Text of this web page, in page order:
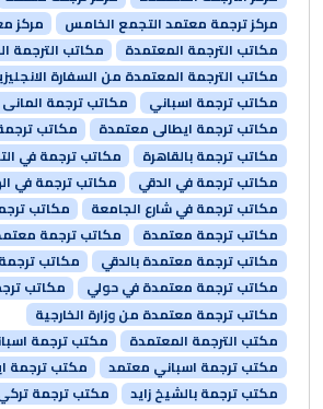
مركز ترجمة معتمد التجمع الخامس
مركز
مكاتب الترجمة المعتمدة
مكاتب الترجمة
مكاتب الترجمة المعتمدة من السفارة
مكاتب ترجمة اسباني
مكاتب ترجمة
مكاتب ترجمة ايطالى معتمدة
مكاتب
مكاتب ترجمة بالقاهرة
مكاتب ترجمة في
مكاتب ترجمة في الدقي
مكاتب ترجمة في
مكاتب ترجمة في شارع الجامعة
مكاتب
مكاتب ترجمة معتمدة
مكاتب ترجمة
مكاتب ترجمة معتمدة بالدقي
مكاتب
مكاتب ترجمة معتمدة في حولي
مكاتب
مكاتب ترجمة معتمدة من وزارة الخارجية
مكتب الترجمة المعتمدة
مكتب ترجمة
مكتب ترجمة اسباني معتمد
مكتب ترجمة
مكتب ترجمة بالشيخ زايد
مكتب ترجمة